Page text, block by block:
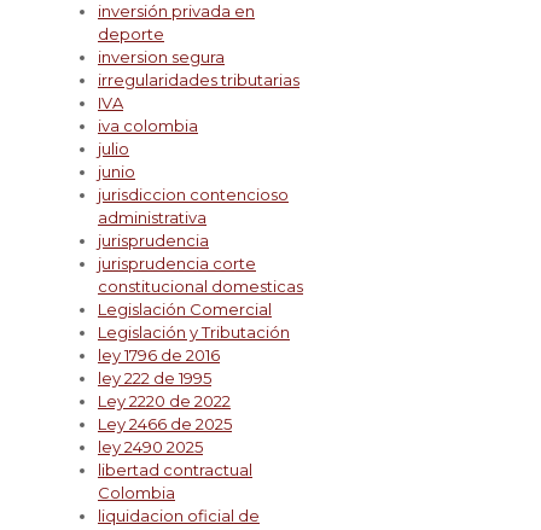
inversión privada en
deporte
inversion segura
irregularidades tributarias
IVA
iva colombia
julio
junio
jurisdiccion contencioso
administrativa
jurisprudencia
jurisprudencia corte
constitucional domesticas
Legislación Comercial
Legislación y Tributación
ley 1796 de 2016
ley 222 de 1995
Ley 2220 de 2022
Ley 2466 de 2025
ley 2490 2025
libertad contractual
Colombia
liquidacion oficial de